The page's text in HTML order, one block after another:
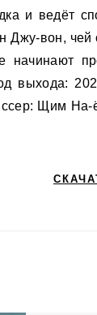
и ведёт
Джу-вон,
начинают
выхода:
Щим